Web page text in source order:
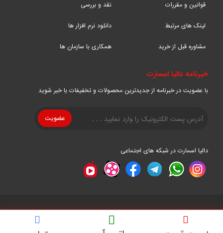
قوانین و مقررات
لینک های مرتبط
مشاوره قبل از خرید
نقد و بررسی
دانلود نرم افزار ها
همکاری با سازمان ها
خبرنامه دالیا اسمارت
با عضویت در خبرنامه از جدیدترین محصولات و تخفیفات با خبر شوید
دالیا اسمارت در شبکه های اجتماعی
تمامی حقوق این سایت متعلق به رایان نیرو دالیا می باشد.